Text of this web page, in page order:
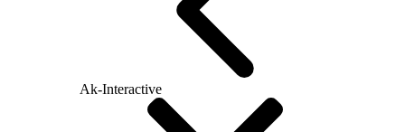
Ak-Interactive